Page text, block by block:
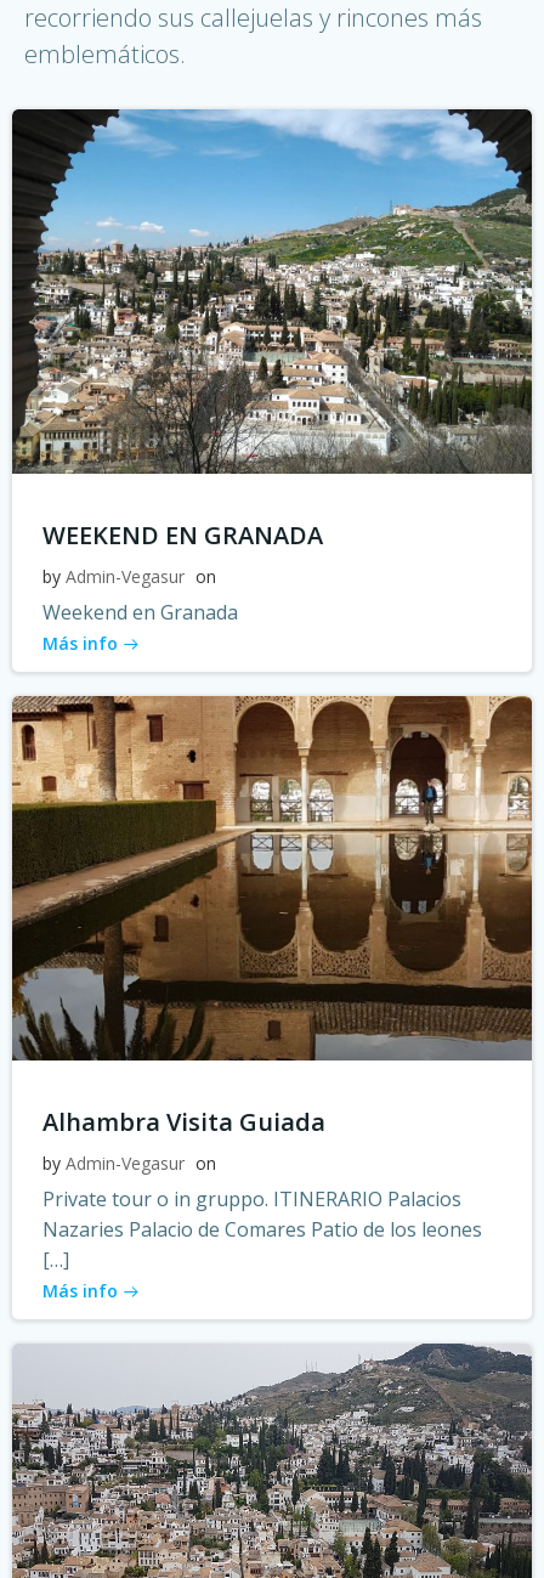
recorriendo sus callejuelas y rincones más
emblemáticos.
WEEKEND EN GRANADA
by Admin-Vegasur on
Weekend en Granada
Más info
Alhambra Visita Guiada
by Admin-Vegasur on
Private tour o in gruppo. ITINERARIO Palacios
Nazaries Palacio de Comares Patio de los leones
[…]
Más info